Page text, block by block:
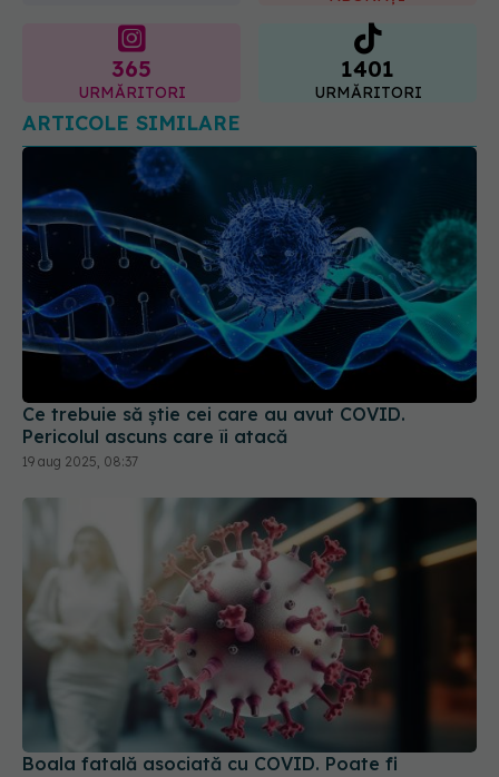
URMĂRITORI URMĂRITORI
ARTICOLE SIMILARE
Ce trebuie să știe cei care au avut COVID.
Pericolul ascuns care îi atacă
19 aug 2025, 08:37
Boala fatală asociată cu COVID. Poate fi
declanșată și de infecțiile ușoare. Cum se
manifestă
13 mai 2024, 08:44